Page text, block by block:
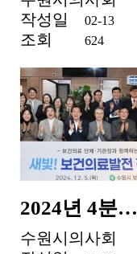
작성일
02-13
조회 624
2024년 4분…
수원시의사회